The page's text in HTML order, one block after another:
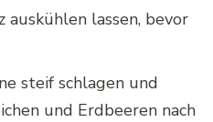
auskühlen lassen, bevor
steif schlagen und
und Erdbeeren nach